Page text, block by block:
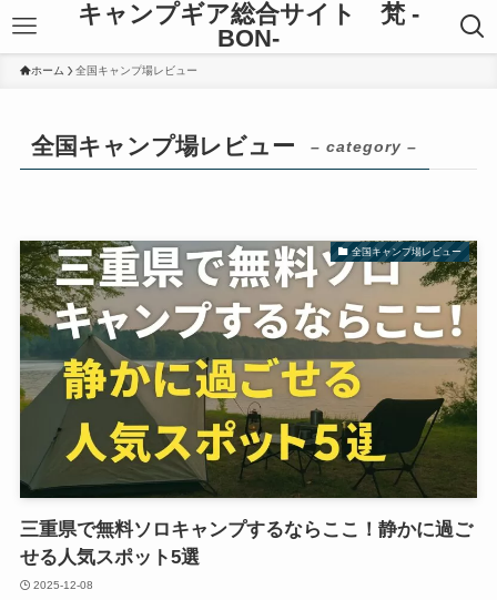
キャンプギア総合サイト 梵 -
BON-
ホーム 全国キャンプ場レビュー
全国キャンプ場レビュー – category –
全国キャンプ場レビュー
三重県で無料ソロキャンプするならここ！静かに過ご
せる人気スポット5選
2025-12-08